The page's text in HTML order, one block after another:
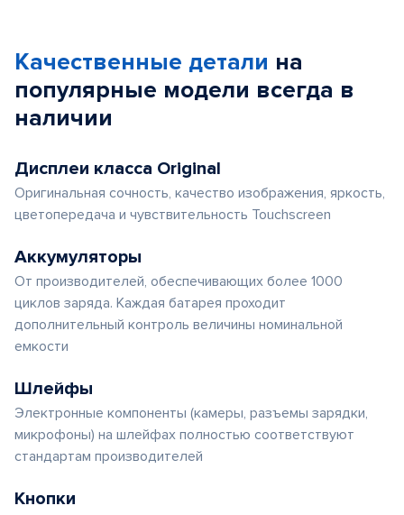
Качественные детали на
популярные модели всегда в
наличии
Дисплеи класса Original
Оригинальная сочность, качество изображения, яркость,
цветопередача и чувствительность Touchscreen
Аккумуляторы
От производителей, обеспечивающих более 1000
циклов заряда. Каждая батарея проходит
дополнительный контроль величины номинальной
емкости
Шлейфы
Электронные компоненты (камеры, разъемы зарядки,
микрофоны) на шлейфах полностью соответствуют
стандартам производителей
Кнопки